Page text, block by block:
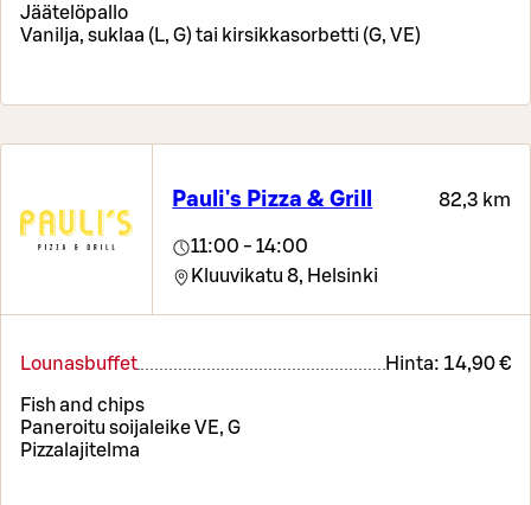
Jäätelöpallo
Vanilja, suklaa (L, G) tai kirsikkasorbetti (G, VE)
Pauli's Pizza & Grill 82,3 km
11:00 - 14:00
Kluuvikatu 8, Helsinki
Lounasbuffet Hinta: 14,90 €
Fish and chips
Paneroitu soijaleike VE, G
Pizzalajitelma